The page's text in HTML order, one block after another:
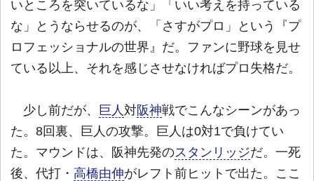
いところを突いているな」「いい考えを持っている
な」とうならせるのが、「さすがプロ」という『プ
ロフェッショナルの世界』だ。ファンに野球を見せ
ている以上、それを感じさせなければプロ失格だ。
少し前だが、 巨人 対阪神戦でこんなシーンがあっ
た。8回裏、巨人の攻撃。巨人は0対1で負けてい
た。マウンドは、阪神先発のスタンリッジだ。一死
後、代打・ 高橋由伸がレフト前ヒットで出た。ここ